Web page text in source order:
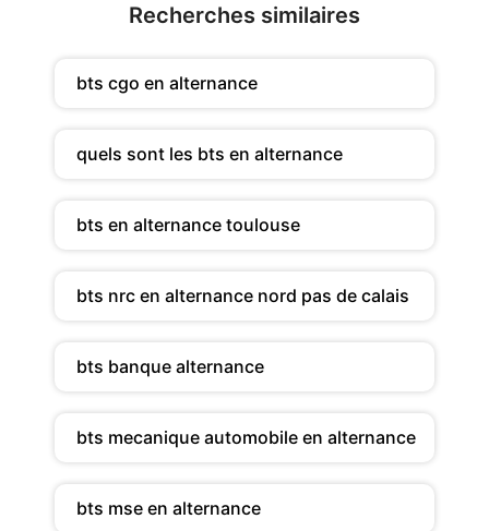
Recherches similaires
bts cgo en alternance
quels sont les bts en alternance
bts en alternance toulouse
bts nrc en alternance nord pas de calais
bts banque alternance
bts mecanique automobile en alternance
bts mse en alternance